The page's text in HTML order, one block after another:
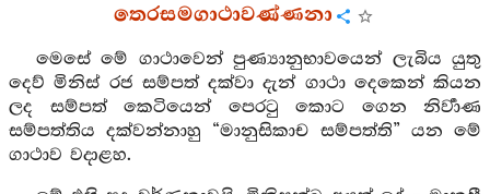
තෙරසමගාථාවණ්ණනා
මෙසේ මේ ගාථාවෙන් පුණ්‍යානුභාවයෙන් ලැබිය යුතු
දෙව් මිනිස් රජ සම්පත් දක්වා දැන් ගාථා දෙකෙන් කියන
ලද සම්පත් කෙටියෙන් පෙරටු කොට ගෙන නිර්‍වාණ
සම්පත්තිය දක්වන්නාහු “මානුසිකාච සම්පත්ති” යන මේ
ගාථාව වදාළහ.